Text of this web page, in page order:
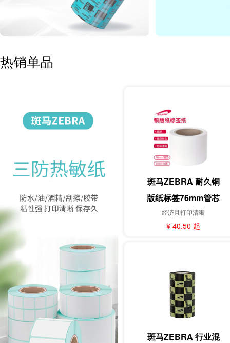
热销单品
斑马ZEBRA 耐久铜
版纸标签76mm管芯
100mm宽
经济且打印清晰
¥ 40.50 起
斑马ZEBRA 行业混